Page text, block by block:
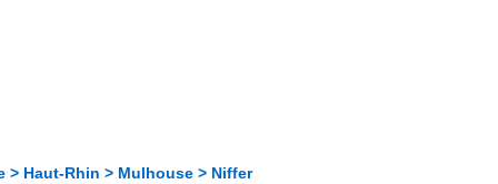
> Haut-Rhin > Mulhouse > Niffer